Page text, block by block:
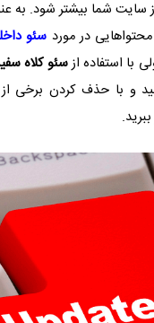
از سایت شما بیشتر شود. به
در مورد سئو
با استفاده ازسئو کلاه
و با حذف کردن برخی